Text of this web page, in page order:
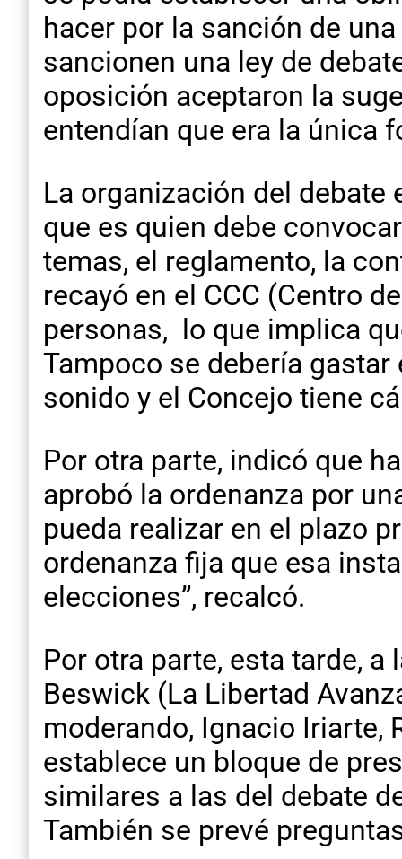
hacer por la sanción de
sancionen una ley de
oposición aceptaron la
entendían que era la única
La organización del debate
que es quien debe
temas, el reglamento, la
recayó en el CCC (Centro
personas, lo que implica
Tampoco se debería
sonido y el Concejo tiene
Por otra parte, indicó que
aprobó la ordenanza por
pueda realizar en el plazo
ordenanza fija que esa
elecciones”, recalcó.
Por otra parte, esta tarde, a
Beswick (La Libertad
moderando, Ignacio Iriarte,
establece un bloque de
similares a las del debate
También se prevé